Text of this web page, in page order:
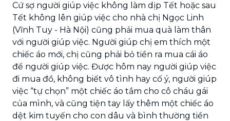
Cứ sợ người giúp việc không làm dịp Tết hoặc sau
Tết không lên giúp việc cho nhà chị Ngọc Linh
(Vĩnh Tuy - Hà Nội) cũng phải mua quà làm thân
với người giúp việc. Người giúp chị em thích một
chiếc áo mới, chị cũng phải bỏ tiền ra mua cái áo
để người giúp việc. Được hôm nay người giúp việc
đi mua đồ, không biết vô tình hay cố ý, người giúp
việc “tự chọn” một chiếc áo tắm cho cô cháu gái
của mình, và cũng tiện tay lấy thêm một chiếc áo
dệt kim tuyến cho con dâu và bình thường tiền